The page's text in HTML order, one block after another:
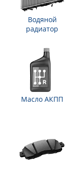
Водяной
радиатор
Масло АКПП